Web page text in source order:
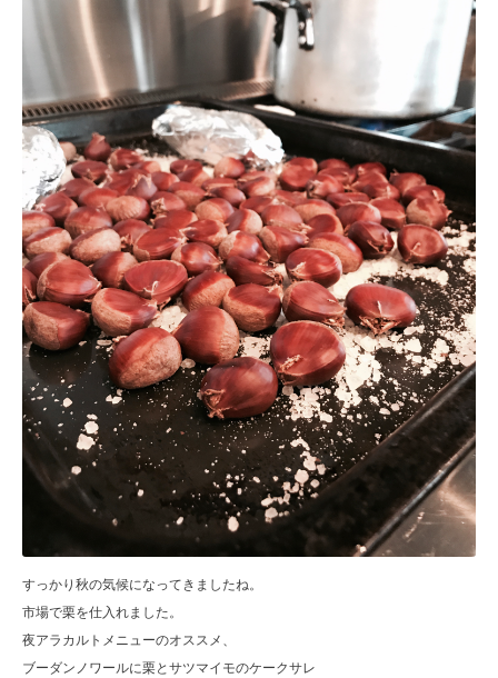
すっかり秋の気候になってきましたね。
市場で栗を仕入れました。
夜アラカルトメニューのオススメ、
ブーダンノワールに栗とサツマイモのケークサレ